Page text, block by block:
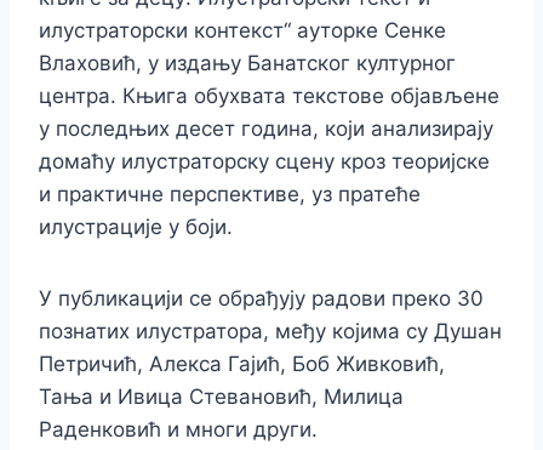
илустраторски контекст“ ауторке Сенке
Влаховић, у издању Банатског културног
центра. Књига обухвата текстове објављене
у последњих десет година, који анализирају
домаћу илустраторску сцену кроз теоријске
и практичне перспективе, уз пратеће
илустрације у боји.
У публикацији се обрађују радови преко 30
познатих илустратора, међу којима су Душан
Петричић, Алекса Гајић, Боб Живковић,
Тања и Ивица Стевановић, Милица
Раденковић и многи други.